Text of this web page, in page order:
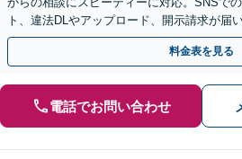
ト、違法DLやアップロード、開示請求が届
【WEB面談OK&解決実績豊富】【千葉中央
料金表を見る
電話でお問い合わせ